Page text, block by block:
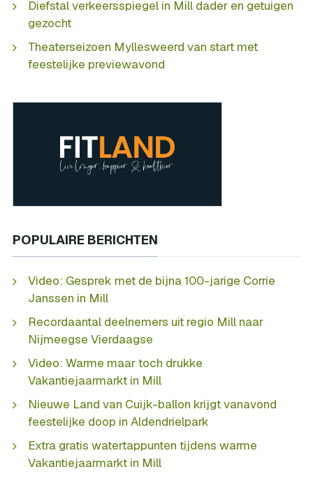
Diefstal verkeersspiegel in Mill dader en getuigen
gezocht
Theaterseizoen Myllesweerd van start met
feestelijke previewavond
POPULAIRE BERICHTEN
Video: Gesprek met de bijna 100-jarige Corrie
Janssen in Mill
Recordaantal deelnemers uit regio Mill naar
Nijmeegse Vierdaagse
Video: Warme maar toch drukke
Vakantiejaarmarkt in Mill
Nieuwe Land van Cuijk-ballon krijgt vanavond
feestelijke doop in Aldendrielpark
Extra gratis watertappunten tijdens warme
Vakantiejaarmarkt in Mill